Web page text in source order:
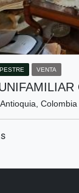
VENTA
Colombia